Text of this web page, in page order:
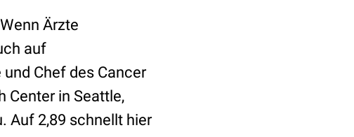
Ärzte
auf
und Chef des Cancer
Center in Seattle,
Auf 2,89 schnellt hier